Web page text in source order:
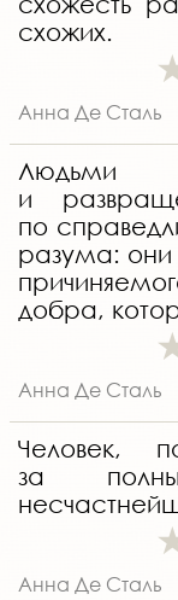
схожих.
Анна Де Сталь
Людьми
и
по
разума: они
добра,
Анна Де Сталь
Человек,
за
Анна Де Сталь